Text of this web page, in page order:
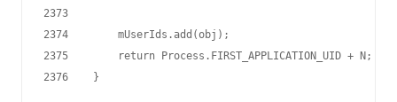
2373
2374        mUserIds.add(obj);
2375        return Process.FIRST_APPLICATION_UID + N;